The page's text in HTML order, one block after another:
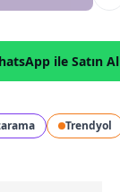
ile Satın Al
Trendyol